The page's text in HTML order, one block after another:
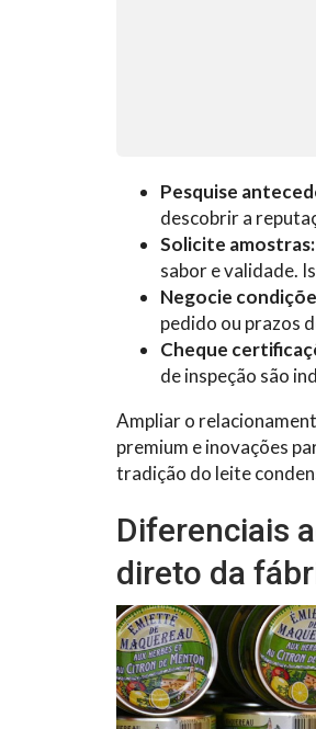
Pesquise
descobrir a
Solicite amostras:
sabor e validade.
Negocie
pedido ou prazos
Cheque
de inspeção são
Ampliar o
premium e inovações
tradição do leite
Diferenciais
direto da